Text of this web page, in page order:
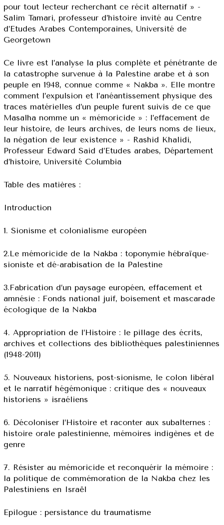
pour tout lecteur recherchant ce récit alternatif » -
Salim Tamari, professeur d’histoire invité au Centre
d’Etudes Arabes Contemporaines, Université de
Georgetown
Ce livre est l’analyse la plus complète et pénétrante de
la catastrophe survenue à la Palestine arabe et à son
peuple en 1948, connue comme « Nakba ». Elle montre
comment l’expulsion et l’anéantissement physique des
traces matérielles d’un peuple furent suivis de ce que
Masalha nomme un « mémoricide » : l’effacement de
leur histoire, de leurs archives, de leurs noms de lieux,
la négation de leur existence » - Rashid Khalidi,
Professeur Edward Said d’Etudes arabes, Département
d’histoire, Université Columbia
Table des matières :
Introduction
1. Sionisme et colonialisme européen
2.Le mémoricide de la Nakba : toponymie hébraïque-
sioniste et dé-arabisation de la Palestine
3.Fabrication d’un paysage européen, effacement et
amnésie : Fonds national juif, boisement et mascarade
écologique de la Nakba
4. Appropriation de l’Histoire : le pillage des écrits,
archives et collections des bibliothèques palestiniennes
(1948-2011)
5. Nouveaux historiens, post-sionisme, le colon libéral
et le narratif hégémonique : critique des « nouveaux
historiens » israéliens
6. Décoloniser l’Histoire et raconter aux subalternes :
histoire orale palestinienne, mémoires indigènes et de
genre
7. Résister au mémoricide et reconquérir la mémoire :
la politique de commémoration de la Nakba chez les
Palestiniens en Israël
Epilogue : persistance du traumatisme